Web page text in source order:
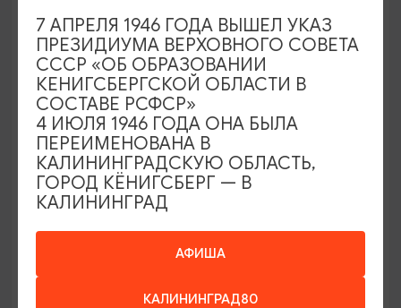
КОНЦЕРТЫ
Барокко в меню
06.09.2026 18:00
Калининград, Собор на острове Канта
ОТ 750₽
АФИША
КАЛИНИНГРАД80
7 АПРЕЛЯ 1946 ГОДА ВЫШЕЛ УКАЗ
ПРЕЗИДИУМА ВЕРХОВНОГО СОВЕТА
СССР «ОБ ОБРАЗОВАНИИ
КЕНИГСБЕРГСКОЙ ОБЛАСТИ В
СОСТАВЕ РСФСР»
4 ИЮЛЯ 1946 ГОДА ОНА БЫЛА
ПЕРЕИМЕНОВАНА В
КАЛИНИНГРАДСКУЮ ОБЛАСТЬ,
ГОРОД КЁНИГСБЕРГ — В
КАЛИНИНГРАД